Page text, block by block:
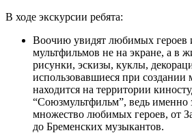
В ходе экскурсии ребята:
Воочию увидят любимых героев
мультфильмов не на экране, а в
рисунки, эскизы, куклы,
использовавшиеся при создании
находится на территории
“Союзмультфильм”, ведь именно
множество любимых героев, от
до Бременских музыкантов.